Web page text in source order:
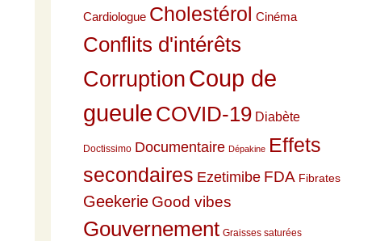
Cardiologue Cholestérol Cinéma
Conflits d'intérêts
CorruptionCoup de
gueule COVID-19 Diabète
Doctissimo Documentaire Dépakine Effets
secondaires Ezetimibe FDA Fibrates
Geekerie Good vibes
Gouvernement Graisses saturées